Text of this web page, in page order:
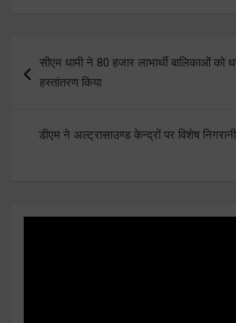
navigation
सीएम धामी ने 80 हजार लाभार्थी बालिकाओं को
हस्तांतरण किया
डीएम ने अल्ट्रासाउण्ड केन्द्रों पर विशेष